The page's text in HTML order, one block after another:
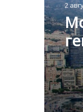
2
1